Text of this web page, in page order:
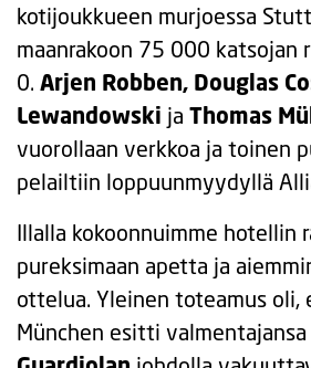
kotijoukkueen murjoessa
maanrakoon 75 000 katsojan
0. Arjen Robben, Douglas
Lewandowski ja Thomas
vuorollaan verkkoa ja toinen
pelailtiin loppuunmyydyllä
Illalla kokoonnuimme hotellin
pureksimaan apetta ja
ottelua. Yleinen toteamus oli,
München esitti valmentajansa